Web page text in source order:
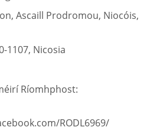
Ascaill Prodromou, Niocóis,
1107, Nicosia
Ríomhphost:
RODL6969/